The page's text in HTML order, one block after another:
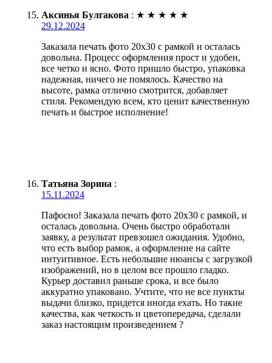
Аксинья Булгакова : ★ ★ ★ ★ ★
29.12.2024
Заказала печать фото 20х30 с рамкой и осталась
довольна. Процесс оформления прост и удобен,
все четко и ясно. Фото пришло быстро, упаковка
надежная, ничего не помялось. Качество на
высоте, рамка отлично смотрится, добавляет
стиля. Рекомендую всем, кто ценит качественную
печать и быстрое исполнение!
Татьяна Зорина :
15.11.2024
Пафосно! Заказала печать фото 20х30 с рамкой, и
осталась довольна. Очень быстро обработали
заявку, а результат превзошел ожидания. Удобно,
что есть выбор рамок, а оформление на сайте
интуитивное. Есть небольшие нюансы с загрузкой
изображений, но в целом все прошло гладко.
Курьер доставил раньше срока, и все было
аккуратно упаковано. Учтите, что не все пункты
выдачи близко, придется иногда ехать. Но такие
качества, как четкость и цветопередача, сделали
заказ настоящим произведением ?